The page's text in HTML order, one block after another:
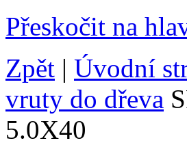
Přeskočit na
Zpět | Úvodní
vruty do dřeva
5.0X40